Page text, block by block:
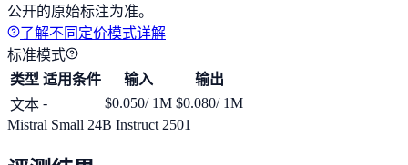
公开的原始标注为准。
了解不同定价模式详解
标准模式
类型 适用条件 输入
输出
文本 - $0.050/ 1M $0.080/ 1M
Mistral Small 24B Instruct 2501